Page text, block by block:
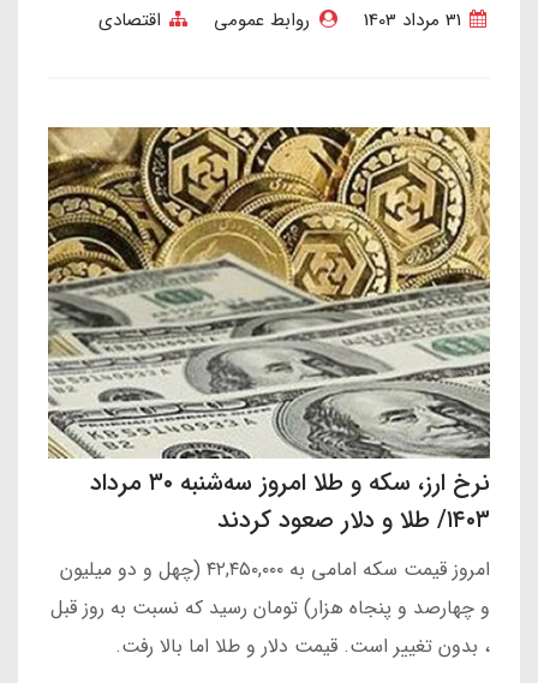
روابط عمومی اقتصادی
نرخ ارز، سکه و طلا امروز سه‌شنبه ۳۰ مرداد
۱۴۰۳/ طلا و دلار صعود کردند
امروز قیمت سکه امامی به ۴۲,۴۵۰,۰۰۰ (چهل و دو میلیون
و چهارصد و پنجاه هزار) تومان رسید که نسبت به روز قبل
، بدون تغییر است. قیمت دلار و طلا اما بالا رفت.